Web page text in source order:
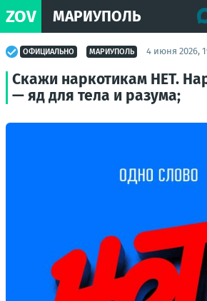
ZOV МАРИУПОЛЬ
ОФИЦИАЛЬНО МАРИУПОЛЬ 4 июня 2026,
Скажи наркотикам НЕТ.
— яд для тела и разума;